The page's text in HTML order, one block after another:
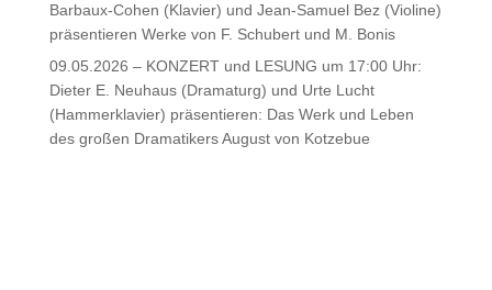
Barbaux-Cohen (Klavier) und Jean-Samuel Bez (Violine)
präsentieren Werke von F. Schubert und M. Bonis
09.05.2026 – KONZERT und LESUNG um 17:00 Uhr:
Dieter E. Neuhaus (Dramaturg) und Urte Lucht
(Hammerklavier) präsentieren: Das Werk und Leben
des großen Dramatikers August von Kotzebue